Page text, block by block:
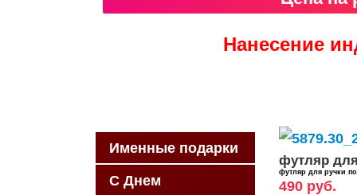
Нанесение
Именные подарки
С Днем
футляр
футляр для ручки
490 руб.